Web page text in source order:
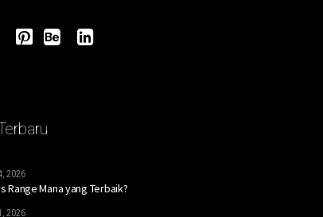
2026
Range Mana yang Terbaik?
2026